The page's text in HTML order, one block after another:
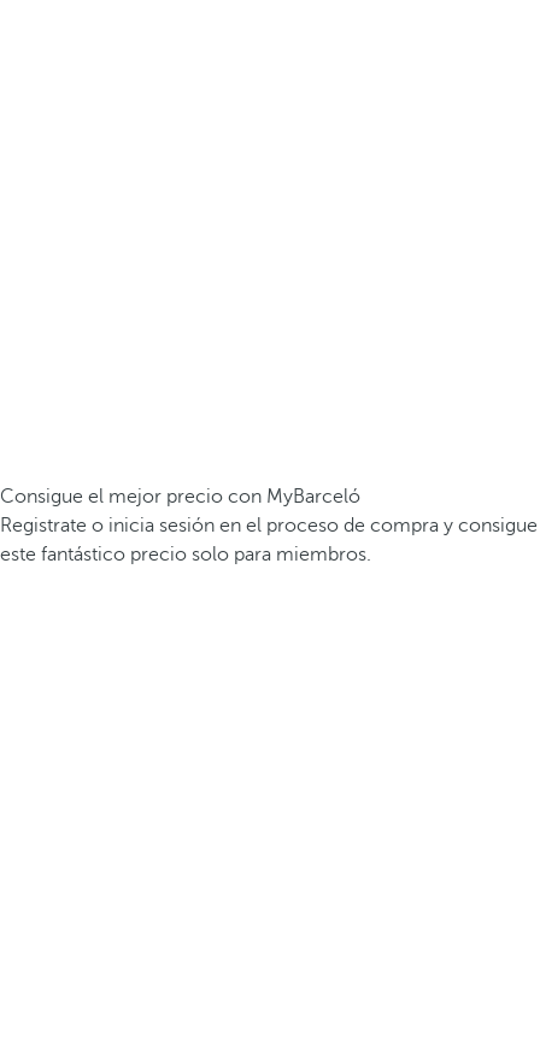
Consigue el mejor precio con MyBarceló
Registrate o inicia sesión en el proceso de compra y consigue
este fantástico precio solo para miembros.